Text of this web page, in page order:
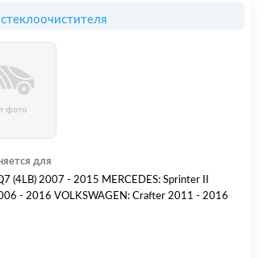
для
(4LB) 2007 - 2015 MERCEDES: Sprinter II
(906) 2006 - 2016 VOLKSWAGEN: Crafter 2011 - 2016